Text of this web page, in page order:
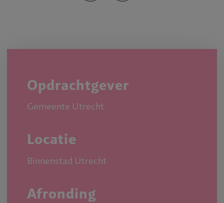
Opdrachtgever
Gemeente Utrecht
Locatie
Binnenstad Utrecht
Afronding